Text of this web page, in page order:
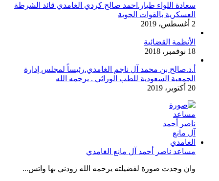
سعادة اللواء طيار.احمد صالح كردي الغامدي قائد الشرطة
العسكرية بالقوات الجوية
2 أغسطس، 2019
الأنظمة القضائية
18 نوفمبر، 2018
أ.د.صالح بن محمد آل ناجم الغامدي.رئيساً لمجلس إدارة
الجمعية السعودية للطب الوراثي . يرحمه الله
20 أكتوبر، 2019
مساعد ناصر أحمد آل مانع الغامدي
وان وجدت صورة لفضيلته يرحمه الله زودني بها واتس...